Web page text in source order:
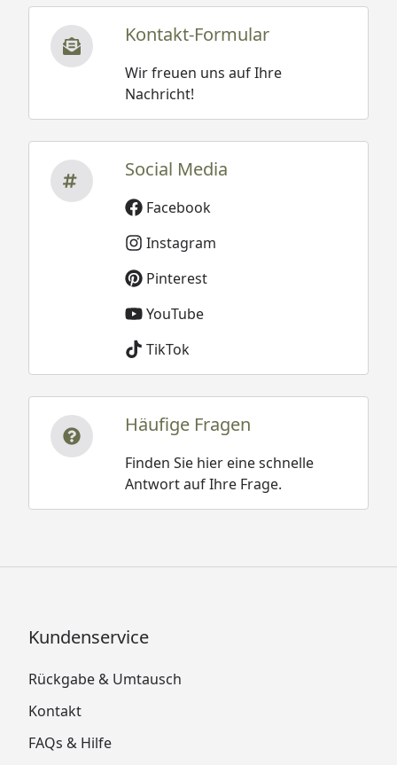
Kontakt-Formular
Wir freuen uns auf Ihre
Nachricht!
Social Media
Facebook
Instagram
Pinterest
YouTube
TikTok
Häufige Fragen
Finden Sie hier eine schnelle
Antwort auf Ihre Frage.
Kundenservice
Rückgabe & Umtausch
Kontakt
FAQs & Hilfe